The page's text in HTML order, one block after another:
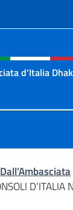
d'Italia
Dall’Ambasciata
D’ITALIA